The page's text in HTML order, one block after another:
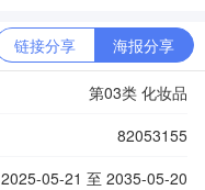
链接分享 海报分享
第03类 化妆品
82053155
2025-05-21 至 2035-05-20